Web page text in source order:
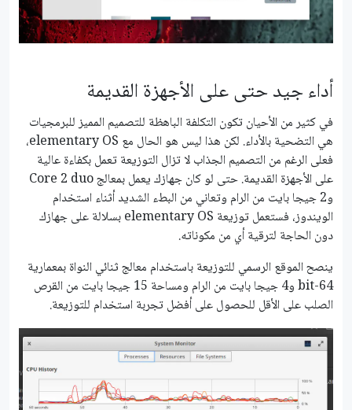
أداء جيد حتى على الأجهزة القديمة
في كثير من الأحيان تكون التكلفة الباهظة للتصميم المميز للبرمجيات
هي التضحية بالأداء. لكن هذا ليس هو الحال مع elementary OS،
فعلى الرغم من التصميم الجذاب لا تزال التوزيعة تعمل بكفاءة عالية
على الأجهزة القديمة. حتى لو كان جهازك يعمل بمعالج Core 2 duo
و2 جيجا بايت من الرام وتعاني من البطء الشديد أثناء استخدام
الويندوز، فستعمل توزيعة elementary OS بسلالة على جهازك
دون الحاجة لترقية أي من مكوناته.
ينصح الموقع الرسمي للتوزيعة باستخدام معالج ثنائي النواة بمعمارية
64-bit و4 جيجا بايت من الرام ومساحة 15 جيجا بايت من القرص
الصلب على الأقل للحصول على أفضل تجربة استخدام للتوزيعة.